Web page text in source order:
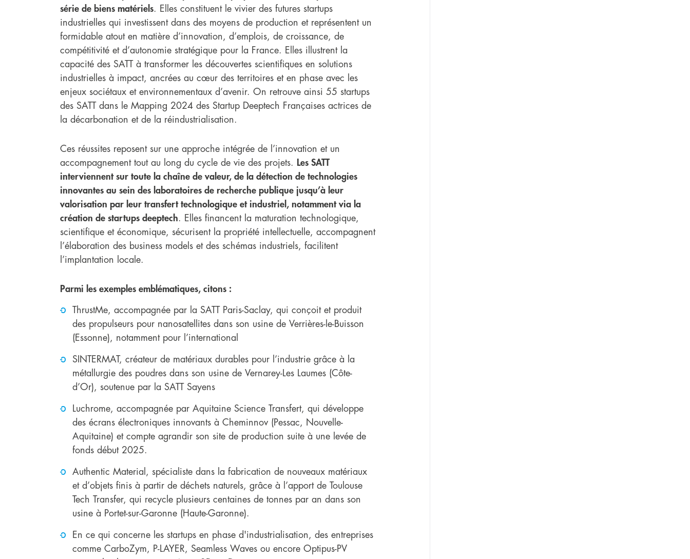
série de biens matériels. Elles constituent le vivier des futures startups
industrielles qui investissent dans des moyens de production et représentent un
formidable atout en matière d’innovation, d’emplois, de croissance, de
compétitivité et d’autonomie stratégique pour la France. Elles illustrent la
capacité des SATT à transformer les découvertes scientifiques en solutions
industrielles à impact, ancrées au cœur des territoires et en phase avec les
enjeux sociétaux et environnementaux d’avenir. On retrouve ainsi 55 startups
des SATT dans le Mapping 2024 des Startup Deeptech Françaises actrices de
la décarbonation et de la réindustrialisation.
Ces réussites reposent sur une approche intégrée de l’innovation et un
accompagnement tout au long du cycle de vie des projets.
Les SATT
interviennent sur toute la chaîne de valeur, de la détection de technologies
innovantes au sein des laboratoires de recherche publique jusqu’à leur
valorisation par leur transfert technologique et industriel, notamment via la
création de startups deeptech. Elles financent la maturation technologique,
scientifique et économique, sécurisent la propriété intellectuelle, accompagnent
l’élaboration des business models et des schémas industriels, facilitent
l’implantation locale.
Parmi les exemples emblématiques, citons :
ThrustMe, accompagnée par la SATT Paris-Saclay, qui conçoit et produit
des propulseurs pour nanosatellites dans son usine de Verrières-le-Buisson
(Essonne), notamment pour l’international
SINTERMAT, créateur de matériaux durables pour l’industrie grâce à la
métallurgie des poudres dans son usine de Vernarey-Les Laumes (Côte-
d’Or), soutenue par la SATT Sayens
Luchrome, accompagnée par Aquitaine Science Transfert, qui développe
des écrans électroniques innovants à Cheminnov (Pessac, Nouvelle-
Aquitaine) et compte agrandir son site de production suite à une levée de
fonds début 2025.
Authentic Material, spécialiste dans la fabrication de nouveaux matériaux
et d’objets finis à partir de déchets naturels, grâce à l’apport de Toulouse
Tech Transfer, qui recycle plusieurs centaines de tonnes par an dans son
usine à Portet-sur-Garonne (Haute-Garonne).
En ce qui concerne les startups en phase d'industrialisation, des entreprises
comme CarboZym, P-LAYER, Seamless Waves ou encore Optipus-PV